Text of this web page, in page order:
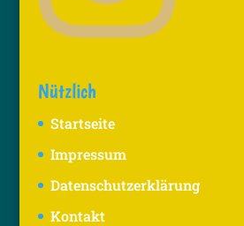
Nützlich
Startseite
Impressum
Datenschutzerklärung
Kontakt